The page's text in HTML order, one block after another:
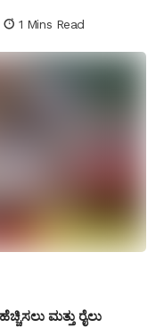
1 Mins Read
ಮತ್ತು ರೈಲು